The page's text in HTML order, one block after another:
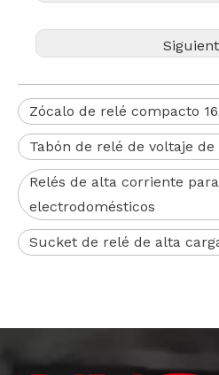
Zócalo de relé compacto
Tabón de relé de voltaje
Relés de alta corriente
electrodomésticos
Sucket de relé de alta